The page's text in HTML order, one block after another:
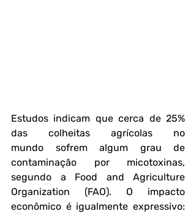
Estudos indicam que cerca de 25%
das colheitas agrícolas no
mundo sofrem algum grau de
contaminação por micotoxinas,
segundo a Food and Agriculture
Organization (FAO). O impacto
econômico é igualmente expressivo: